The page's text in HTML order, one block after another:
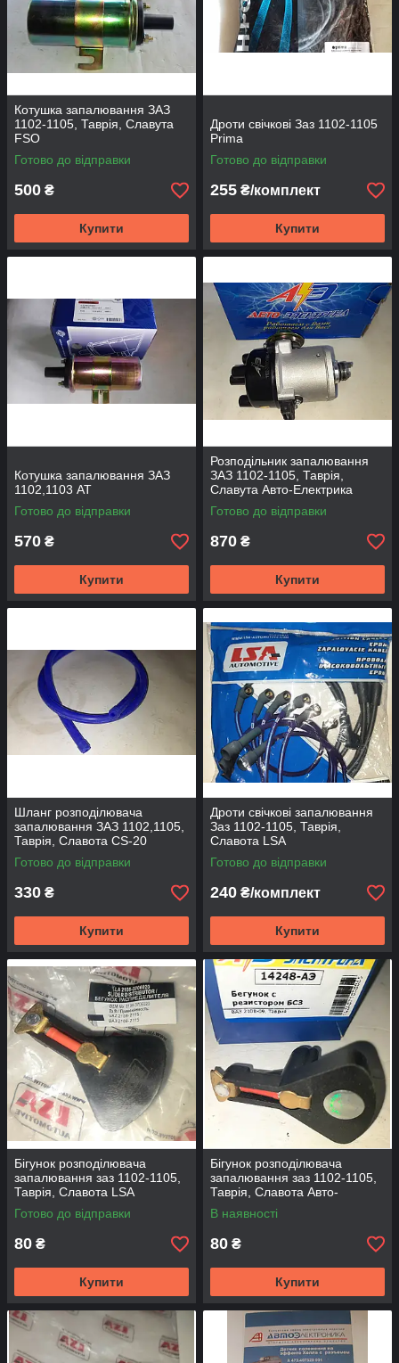
Котушка запалювання ЗАЗ
1102-1105, Таврія, Славута
FSO
Готово до відправки
500 ₴
Купити
Дроти свічкові Заз 1102-1105
Prima
Готово до відправки
255 ₴/комплект
Купити
Котушка запалювання ЗАЗ
1102,1103 АТ
Готово до відправки
570 ₴
Купити
Розподільник запалювання
ЗАЗ 1102-1105, Таврія,
Славута Авто-Електрика
Готово до відправки
870 ₴
Купити
Шланг розподілювача
запалювання ЗАЗ 1102,1105,
Таврія, Славота CS-20
Готово до відправки
330 ₴
Купити
Дроти свічкові запалювання
Заз 1102-1105, Таврія,
Славота LSA
Готово до відправки
240 ₴/комплект
Купити
Бігунок розподілювача
запалювання заз 1102-1105,
Таврія, Славота LSA
Готово до відправки
80 ₴
Купити
Бігунок розподілювача
запалювання заз 1102-1105,
Таврія, Славота Авто-
Електрика
В наявності
80 ₴
Купити